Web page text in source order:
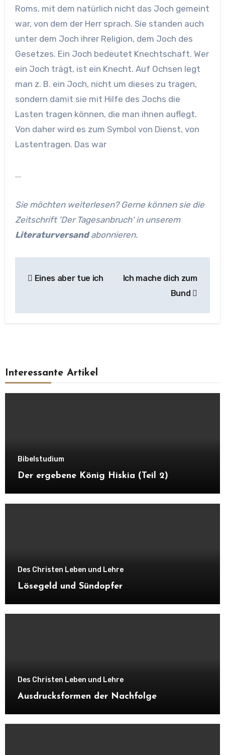
Roms, mit dem natürlich nicht das Joch gemeint
war, von dem der Herr sprach. Sie standen auch
unter dem Joch ihrer Religion, dem Joch des
Gesetzes. Ein Joch bedeutet Knechtschaft. Wer
ein Joch trägt, ist ein Knecht. Auf Ochsen legt
man z. B. ein Joch, nicht um dieses zu tragen,
sondern damit sie mit Hilfe des Jochs die
Lasten tragen können, die man ihnen auflegt.
Von daher wird es zum Symbol von Dienst, von
Lastentragen. Das war
...
Sie möchten weiterlesen? Gerne können sie die
Zeitschrift 'Der Tagesanbruch' in unserem
Literaturversandabonnieren.
Eines aber tue ich
Ich mache dich zum
Bund
Interessante Artikel
Bibelstudium
Der ergebene König Hiskia (Teil 2)
Des Christen Leben und Lehre
Lösegeld und Sündopfer
Des Christen Leben und Lehre
Ausdrucksformen der Nachfolge